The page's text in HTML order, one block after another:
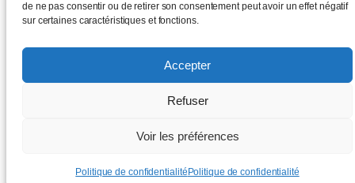
de ne pas consentir ou de retirer son consentement peut avoir un effet négatif
sur certaines caractéristiques et fonctions.
Accepter
Refuser
Voir les préférences
Politique de confidentialité Politique de confidentialité
Mentions Légales
Politique de cookies (UE)